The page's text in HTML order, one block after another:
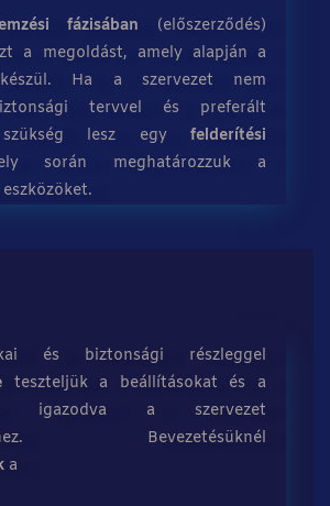
fázisában (előszerződés)
a megoldást, amely alapján a
Ha a szervezet nem
tervvel és preferált
szükség lesz egyfelderítési
során meghatározzuk a
és biztonsági részleggel
teszteljük a beállításokat és a
igazodva a szervezet
Bevezetésüknél
a